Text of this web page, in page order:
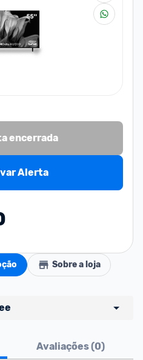
encerrada
Alerta
Sobre a loja
Avaliações (0)